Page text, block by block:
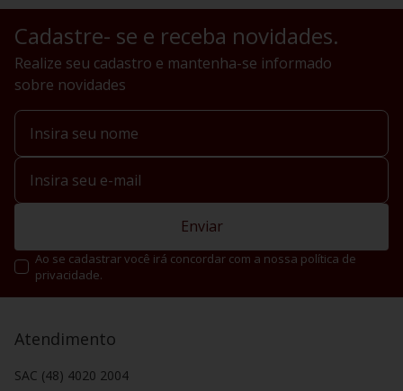
Cadastre- se e receba novidades.
Realize seu cadastro e mantenha-se informado
sobre novidades
Enviar
Ao se cadastrar você irá concordar com a nossa política de
privacidade.
Atendimento
SAC (48) 4020 2004